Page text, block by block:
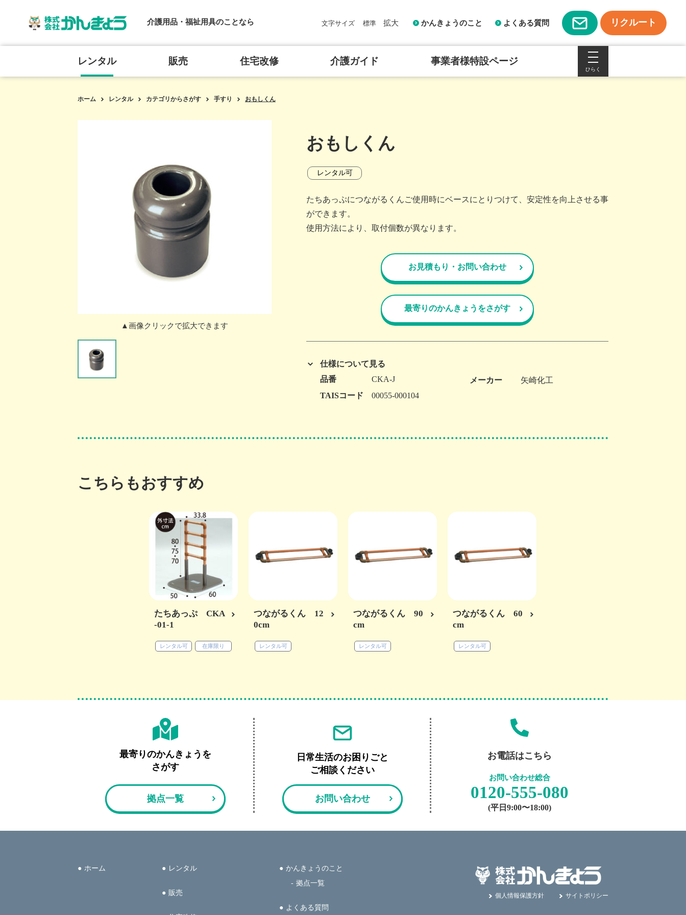
介護用品・福祉用具のことなら 文字サイズ 標準 拡大 かんきょうのこと よくある質問 リクルート
レンタル 販売 住宅改修 介護ガイド 事業者様特設ページ
ホーム レンタル カテゴリからさがす 手すり おもしくん
おもしくん
レンタル可
▲画像クリックで拡大できます
たちあっぷにつながるくんご使用時にベースにとりつけて、安定性を向上させる事
ができます。
使用方法により、取付個数が異なります。
お見積もり・お問い合わせ
最寄りのかんきょうをさがす
仕様について見る
品番
CKA-J
TAISコード
00055-000104
メーカー 矢崎化工
こちらもおすすめ
たちあっぷ CKA
-01-1
レンタル可 在庫限り
つながるくん 12
0cm
レンタル可
つながるくん 90
cm
レンタル可
つながるくん 60
cm
レンタル可
最寄りのかんきょうを
さがす
拠点一覧
日常生活のお困りごと
ご相談ください
お問い合わせ
お電話はこちら
お問い合わせ総合
0120-555-080
(平日9:00〜18:00)
ホーム レンタル
販売
かんきょうのこと
拠点一覧
よくある質問
個人情報保護方針 サイトポリシー